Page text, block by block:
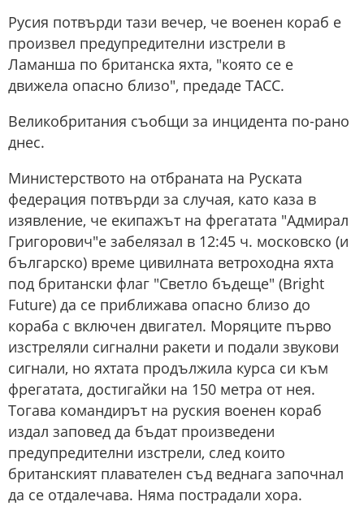
Русия потвърди тази вечер, че военен кораб е
произвел предупредителни изстрели в
Ламанша по британска яхта, "която се е
движела опасно близо", предаде ТАСС.
Великобритания съобщи за инцидента по-рано
днес.
Министерството на отбраната на Руската
федерация потвърди за случая, като каза в
изявление, че екипажът на фрегатата "Адмирал
Григорович"е забелязал в 12:45 ч. московско (и
българско) време цивилната ветроходна яхта
под британски флаг "Светло бъдеще" (Bright
Future) да се приближава опасно близо до
кораба с включен двигател. Моряците първо
изстреляли сигнални ракети и подали звукови
сигнали, но яхтата продължила курса си към
фрегатата, достигайки на 150 метра от нея.
Тогава командирът на руския военен кораб
издал заповед да бъдат произведени
предупредителни изстрели, след които
британският плавателен съд веднага започнал
да се отдалечава. Няма пострадали хора.